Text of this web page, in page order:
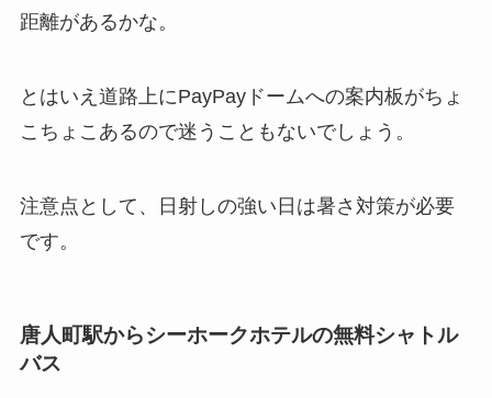
距離があるかな。
とはいえ道路上にPayPayドームへの案内板がちょ
こちょこあるので迷うこともないでしょう。
注意点として、日射しの強い日は暑さ対策が必要
です。
唐人町駅からシーホークホテルの無料シャトル
バス